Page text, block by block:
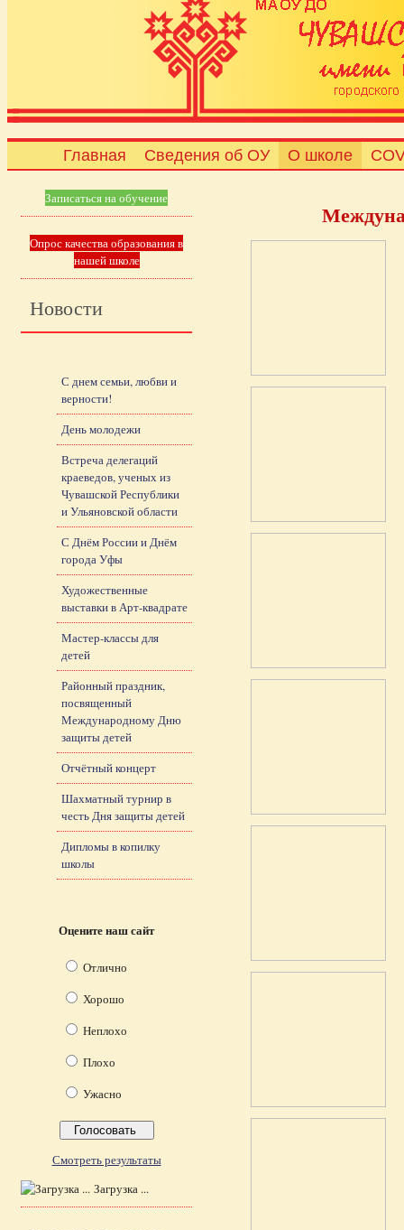
Главная Сведения об ОУ О школе
Записаться на обучение
Опрос качества образования в
нашей школе
Новости
С днем семьи, любви и
верности!
День молодежи
Встреча делегаций
краеведов, ученых из
Чувашской Республики
и Ульяновской области
С Днём России и Днём
города Уфы
Художественные
выставки в Арт-квадрате
Мастер-классы для
детей
Районный праздник,
посвященный
Международному Дню
защиты детей
Отчётный концерт
Шахматный турнир в
честь Дня защиты детей
Дипломы в копилку
школы
Оцените наш сайт
Отлично
Хорошо
Неплохо
Плохо
Ужасно
Смотреть результаты
Загрузка ...